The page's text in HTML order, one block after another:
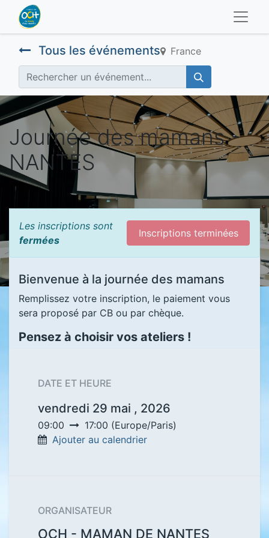
Tous les événements France
Journée des mamans -
NANTES
Les inscriptions sont
fermées
Inscriptions terminées
Bienvenue à la journée des mamans
Remplissez votre inscription, le paiement vous
sera proposé par CB ou par chèque.
Pensez à choisir vos ateliers !
DATE ET HEURE
vendredi 29 mai , 2026
09:00 17:00 (Europe/Paris)
Ajouter au calendrier
ORGANISATEUR
OCH - MAMAN DE NANTES